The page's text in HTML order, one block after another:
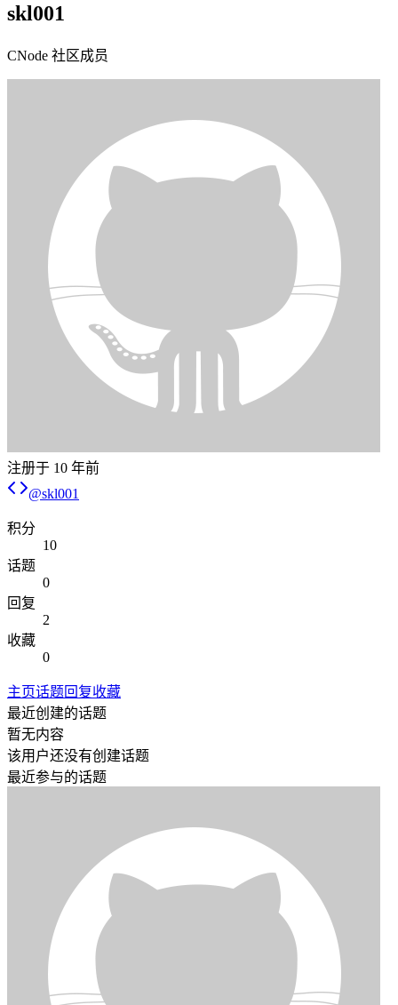
skl001
CNode 社区成员
注册于 10 年前
@skl001
积分
10
话题
0
回复
2
收藏
0
主页话题回复收藏
最近创建的话题
暂无内容
该用户还没有创建话题
最近参与的话题